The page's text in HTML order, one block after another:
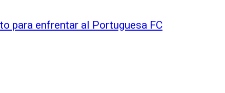
para enfrentar al Portuguesa FC